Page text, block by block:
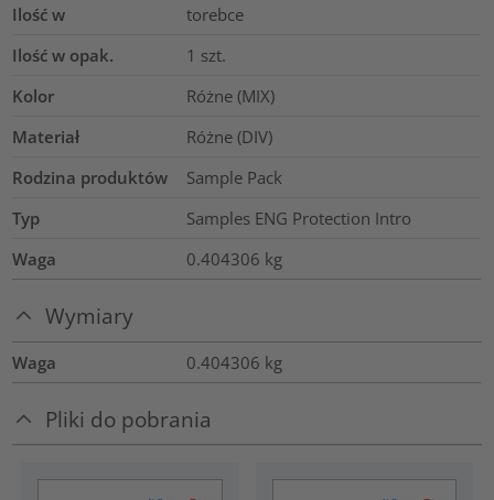
Ilość w
torebce
Ilość w opak.
1 szt.
Kolor
Różne (MIX)
Materiał
Różne (DIV)
Rodzina produktów
Sample Pack
Typ
Samples ENG Protection Intro
Waga
0.404306 kg
Wymiary
Waga 0.404306 kg
Pliki do pobrania